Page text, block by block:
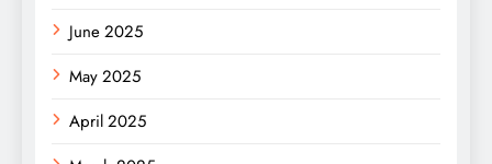
June 2025
May 2025
April 2025